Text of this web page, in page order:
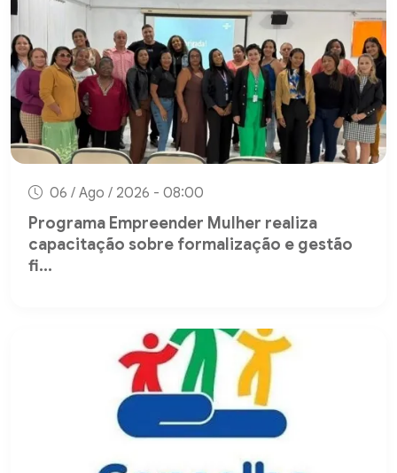
06 / Ago / 2026 - 08:00
Programa Empreender Mulher realiza
capacitação sobre formalização e gestão
fi...